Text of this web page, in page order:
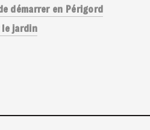
démarrer en Périgord
jardin